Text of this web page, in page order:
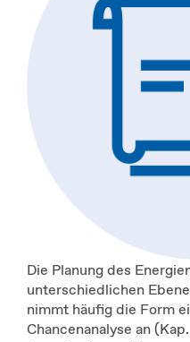
Die Planung des
unterschiedlichen
nimmt häufig die Form
Chancenanalyse an